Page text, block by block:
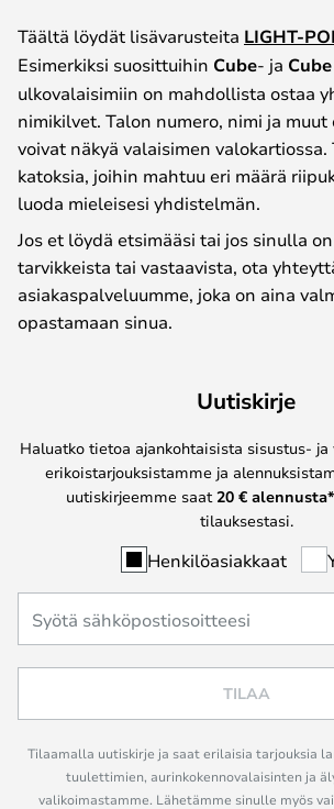
Täältä löydät lisävarusteita LIGHT-
Esimerkiksi suosittuihin Cube- ja
ulkovalaisimiin on mahdollista ostaa
nimikilvet. Talon numero, nimi ja
voivat näkyä valaisimen valokartiossa.
katoksia, joihin mahtuu eri määrä
luoda mieleisesi yhdistelmän.
Jos et löydä etsimääsi tai jos sinulla
tarvikkeista tai vastaavista, ota
asiakaspalveluumme, joka on aina
opastamaan sinua.
Uutiskirje
Haluatko tietoa ajankohtaisista sisustus-
erikoistarjouksistamme ja
uutiskirjeemme saat 20 € alennusta*
tilauksestasi.
Henkilöasiakkaat
TILAA
Tilaamalla uutiskirje ja saat erilaisia tarjouksia
tuulettimien, aurinkokennovalaisinten ja
valikoimastamme. Lähetämme sinulle myös